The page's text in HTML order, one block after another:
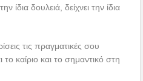
ίδια δουλειά, δείχνει την ίδια
τις πραγματικές σου
το καίριο και το σημαντικό στη